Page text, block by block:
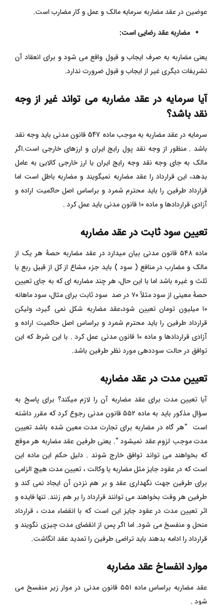
عوضین در عقد مضاربه سرمایه مالک و عمل و کار مضارب است.
مضاربه عقد رضایی است:
یعنی مضاربه به صرف ایجاب و قبول واقع می شود و برای انعقاد آن
تشریفات دیگری غیر از ایجاب و قبول ضرورت ندارد.
آیا سرمایه در عقد مضاربه می تواند غیر از وجه
نقد باشد؟
سرمایه در عقد مضاربه به موجب ماده 547 قانون مدنی باید وجه نقد
باشد . منظور از وجه نقد پول رایج ایران و ارزهای خارجی است.اگر
مالک به جای وجه نقد وجه رایج ایران یا ارز خارجی کالایی به عامل
بدهد، این قرارداد را عقد مضاربه نمیگویند و مضاربه باطل است اما
قرارداد طرفین را باید محترم شمرد و براساس اصل حاکمیت اراده و
آزادی قراردادها و ماده ۱۰ قانون مدنی باید عمل کرد .
تعیین سود ثابت در عقد مضاربه
ماده ۵۴۸ قانون مدنی بیان میدارد در عقد مضاربه حصۀ هر یک از
مالک و مضارب در منافع ( سود ) باید جزء مشاع از کل از قبیل ربع یا
ثلث و غیره باشد اما با این حال، هر چند مضاربه ای که به جای تعیین
حصهٔ معینی از سود مثلاً ۷۰ در صد سود ثابت برای مثال، سود ماهانه
۱۰ میلیون تومان تعیین شود،عقد مضاربه شکل نمی گیرد، ولیکن
قرارداد طرفین را باید محترم شمرد و براساس اصل حاکمیت اراده و
آزادی قراردادها و ماده 10 قانون مدنی عمل کرد . با این شرط که این
توافق در حالت سوددهی مورد نظر طرفین باشد.
تعیین مدت در عقد مضاربه
آیا تعیین مدت برای عقد مضاربه آن را لازم میکند؟ برای پاسخ به
سؤال مذکور باید به ماده ۵۵۲ قانون مدنی رجوع کرد که مقرر داشته
است “هر گاه در مضاربه برای تجارت مدت معین شده باشد تعیین
مدت موجب لزوم عقد نمیشود “. یعنی طرفین عقد مضاربه هر موقع
که بخواهند می تواند توافق خارج شوند . دلیل حکم این ماده این
است که در عقود جایز مثل مضاربه یا وکالت ، تعیین مدت هیچ الزامی
برای طرفین جهت نگهداری عقد و بر هم نزدن آن ایجاد نمی کند و
طرفین هر وقت بخواهند می توانند قرارداد را بر هم زنند. تنها فایده و
اثر تعیین مدت در عقود جایز این است که با انقضاء مدت ، قرارداد
منحل و منفسخ می شود. اما اگر پس از انقضای مدت چیزی نگویند و
قرارداد را ادامه بدهند باید تراضی طرفین را تمدید عقدانگاشت.
موارد انفساخ عقد مضاربه
عقد مضاربه
براساس ماده ۵۵۱ قانون مدنی در موار زیر منفسخ می
شود .